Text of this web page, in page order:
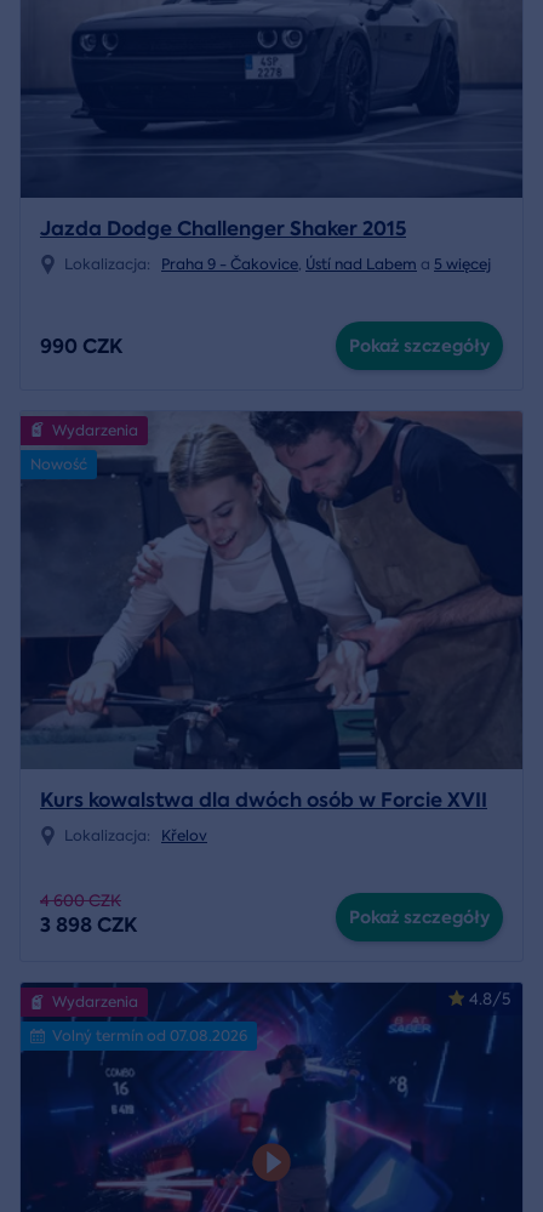
Jazda Dodge Challenger Shaker 2015
Lokalizacja: Praha 9 - Čakovice, Ústí nad Labem a 5 więcej
990 CZK Pokaż szczegóły
Wydarzenia
Nowość
Kurs kowalstwa dla dwóch osób w Forcie XVII
Lokalizacja: Křelov
4 600 CZK
3 898 CZK Pokaż szczegóły
4.8/5
Wydarzenia
Volný termín od 07.08.2026